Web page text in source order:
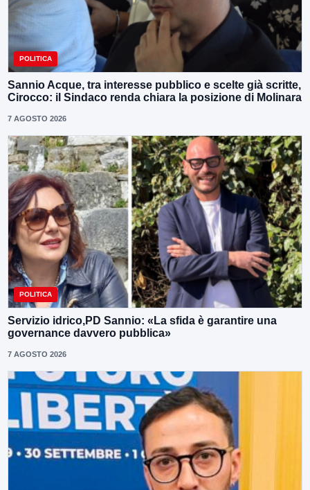
POLITICA
Sannio Acque, tra interesse pubblico e scelte già scritte,
Cirocco: il Sindaco renda chiara la posizione di Molinara
7 AGOSTO 2026
POLITICA
Servizio idrico,PD Sannio: «La sfida è garantire una
governance davvero pubblica»
7 AGOSTO 2026